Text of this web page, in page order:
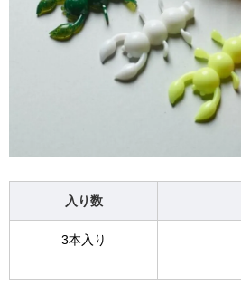
入り数
3本入り